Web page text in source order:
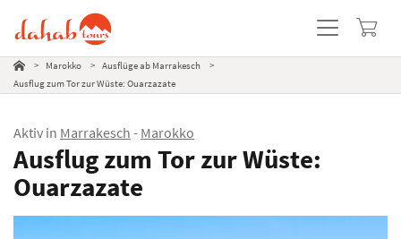
> Marokko > Ausflüge ab Marrakesch
>
Ausflug zum Tor zur Wüste: Ouarzazate
Nicht enthalten
Beliebte Ausflüge
Aktiv in Marrakesch - Marokko
Ausflug zum Tor zur Wüste:
Ouarzazate